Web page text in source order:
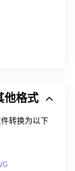
他格式
转换为以下